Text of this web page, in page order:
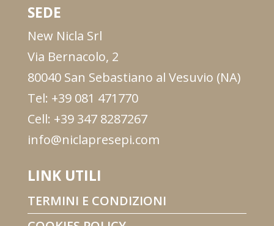
SEDE
New Nicla Srl
Via Bernacolo, 2
80040 San Sebastiano al Vesuvio (NA)
Tel: +39 081 471770
Cell: +39 347 8287267
info@niclapresepi.com
LINK UTILI
TERMINI E CONDIZIONI